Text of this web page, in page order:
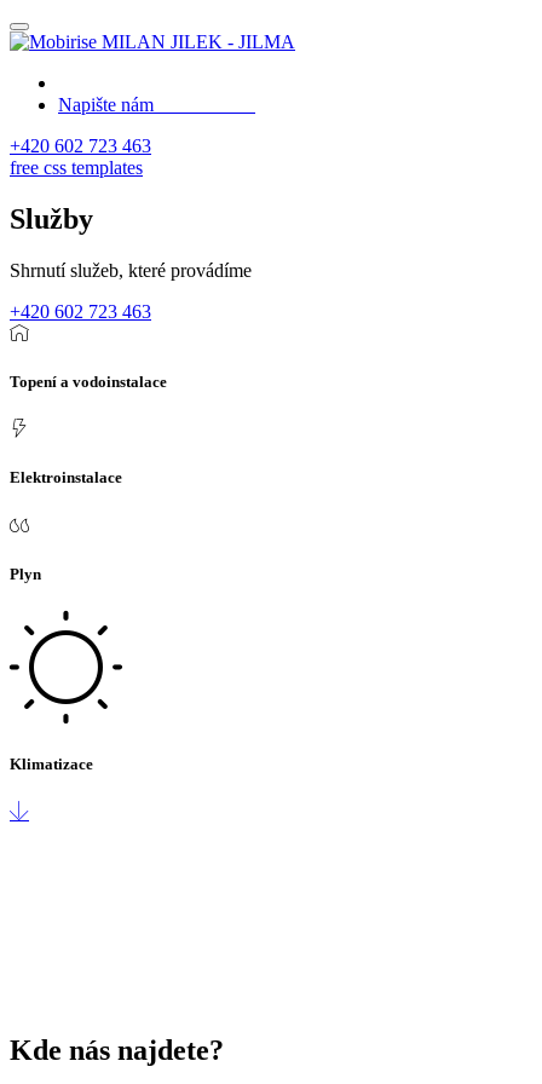
MILAN JILEK - JILMA
Napište nám
+420 602 723 463
free css templates
Služby
Shrnutí služeb, které provádíme
+420 602 723 463
Topení a vodoinstalace
Elektroinstalace
Plyn
Klimatizace
Kde nás najdete?